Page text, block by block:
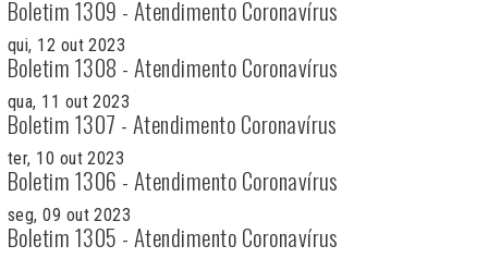
Boletim 1309 - Atendimento Coronavírus
qui, 12 out 2023
Boletim 1308 - Atendimento Coronavírus
qua, 11 out 2023
Boletim 1307 - Atendimento Coronavírus
ter, 10 out 2023
Boletim 1306 - Atendimento Coronavírus
seg, 09 out 2023
Boletim 1305 - Atendimento Coronavírus